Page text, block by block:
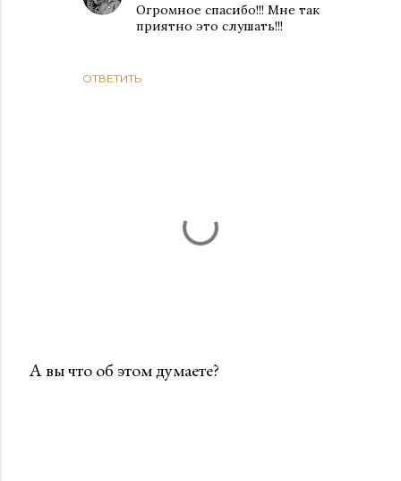
ОТВЕТИТЬ
Огромное спасибо!!! Мне так
приятно это слушать!!!
А вы что об этом думаете?